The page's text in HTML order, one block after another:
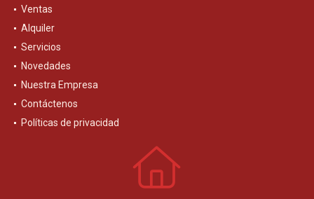
Ventas
Alquiler
Servicios
Novedades
Nuestra Empresa
Contáctenos
Políticas de privacidad